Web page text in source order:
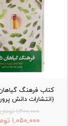
کتاب فرهنگ
(انتشارات دانش
۱,۴۰۰,۰۰۰ تومان
۱,۰۵۰,۰۰۰ تومان